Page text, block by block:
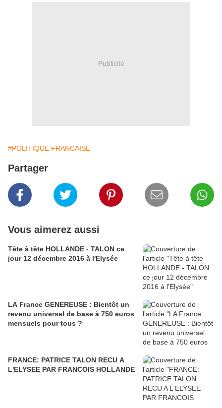
Publicité
#POLITIQUE FRANCAISE
Partager
Vous aimerez aussi
Tête à tête HOLLANDE - TALON ce
jour 12 décembre 2016 à l'Elysée
LA France GENEREUSE : Bientôt un
revenu universel de base à 750 euros
mensuels pour tous ?
FRANCE: PATRICE TALON RECU A
L'ELYSEE PAR FRANCOIS HOLLANDE